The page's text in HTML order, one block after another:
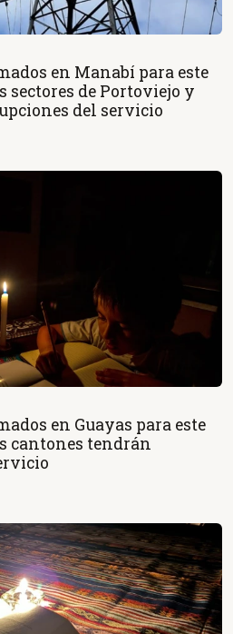
en Manabí para este
sectores de Portoviejo y
del servicio
en Guayas para este
cantones tendrán